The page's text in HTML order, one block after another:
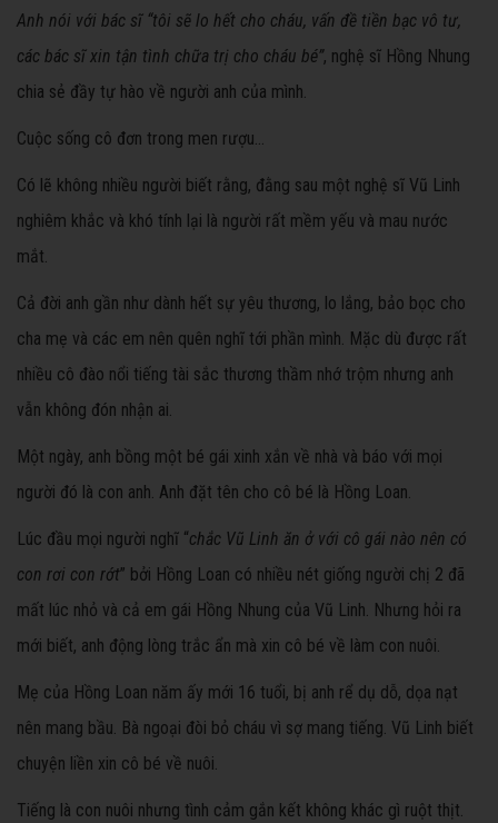
Anh nói với bác sĩ “tôi sẽ lo hết cho cháu, vấn đề tiền bạc vô tư,
các bác sĩ xin tận tình chữa trị cho cháu bé”, nghệ sĩ Hồng Nhung
chia sẻ đầy tự hào về người anh của mình.
Cuộc sống cô đơn trong men rượu…
Có lẽ không nhiều người biết rằng, đằng sau một nghệ sĩ Vũ Linh
nghiêm khắc và khó tính lại là người rất mềm yếu và mau nước
mắt.
Cả đời anh gần như dành hết sự yêu thương, lo lắng, bảo bọc cho
cha mẹ và các em nên quên nghĩ tới phần mình. Mặc dù được rất
nhiều cô đào nổi tiếng tài sắc thương thầm nhớ trộm nhưng anh
vẫn không đón nhận ai.
Một ngày, anh bồng một bé gái xinh xắn về nhà và báo với mọi
người đó là con anh. Anh đặt tên cho cô bé là Hồng Loan.
Lúc đầu mọi người nghĩ “chắc Vũ Linh ăn ở với cô gái nào nên có
con rơi con rớt” bởi Hồng Loan có nhiều nét giống người chị 2 đã
mất lúc nhỏ và cả em gái Hồng Nhung của Vũ Linh. Nhưng hỏi ra
mới biết, anh động lòng trắc ẩn mà xin cô bé về làm con nuôi.
Mẹ của Hồng Loan năm ấy mới 16 tuổi, bị anh rể dụ dỗ, dọa nạt
nên mang bầu. Bà ngoại đòi bỏ cháu vì sợ mang tiếng. Vũ Linh biết
chuyện liền xin cô bé về nuôi.
Tiếng là con nuôi nhưng tình cảm gắn kết không khác gì ruột thịt.